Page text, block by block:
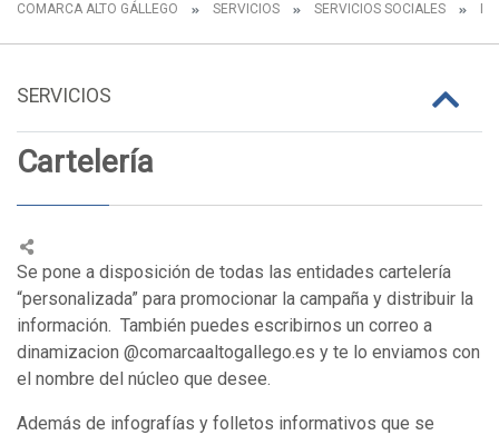
COMARCA ALTO GÁLLEGO SERVICIOS SERVICIOS SOCIALES
SERVICIOS
Cartelería
Se pone a disposición de todas las entidades cartelería
“personalizada” para promocionar la campaña y distribuir la
información. También puedes escribirnos un correo a
dinamizacion @comarcaaltogallego.es y te lo enviamos con
el nombre del núcleo que desee.
Además de infografías y folletos informativos que se